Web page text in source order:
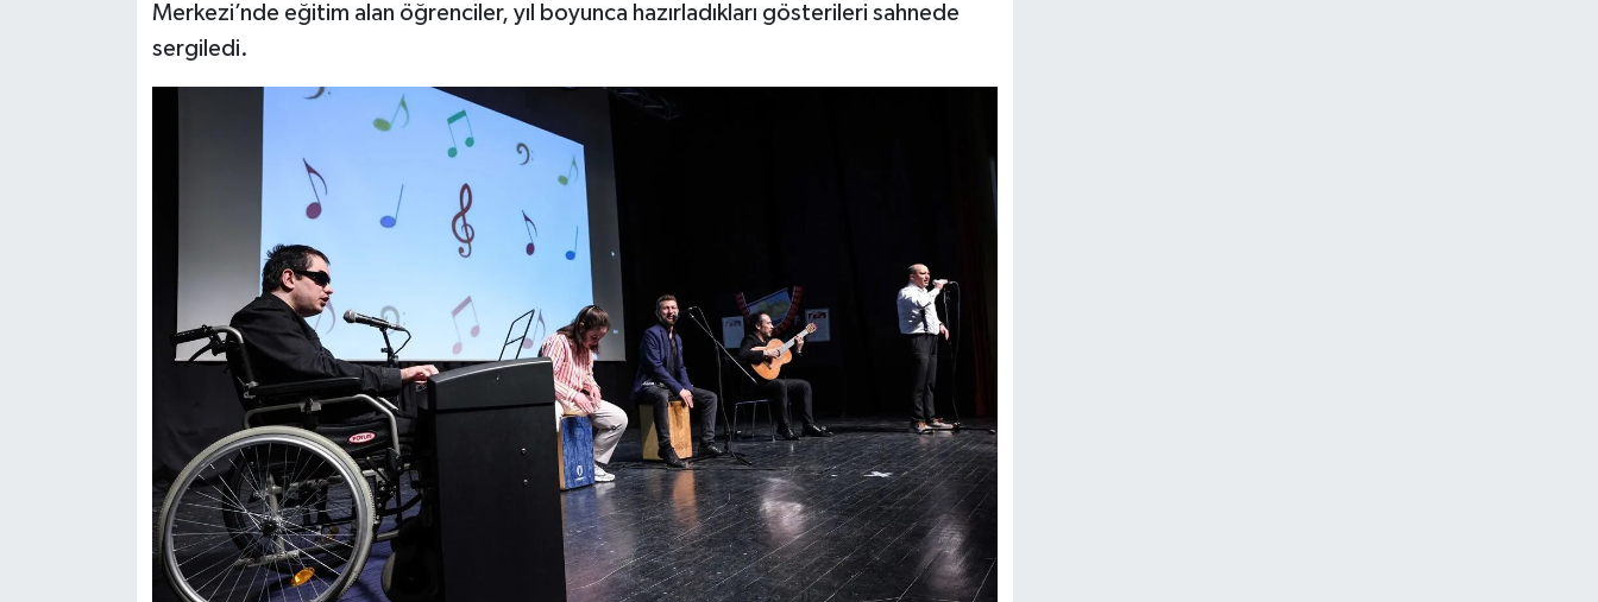
Merkezi’nde eğitim alan öğrenciler, yıl boyunca hazırladıkları gösterileri sahnede
sergiledi.